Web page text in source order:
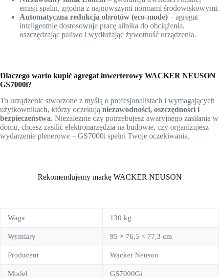
emisji spalin, zgodna z najnowszymi normami środowiskowymi.
Automatyczna redukcja obrotów (eco-mode) – agregat
inteligentnie dostosowuje pracę silnika do obciążenia,
oszczędzając paliwo i wydłużając żywotność urządzenia.
Dlaczego warto kupić agregat inwerterowy WACKER NEUSON
GS7000i?
To urządzenie stworzone z myślą o profesjonalistach i wymagających
użytkownikach, którzy oczekują niezawodności, oszczędności i
bezpieczeństwa. Niezależnie czy potrzebujesz awaryjnego zasilania w
domu, chcesz zasilić elektronarzędzia na budowie, czy organizujesz
wydarzenie plenerowe – GS7000i spełni Twoje oczekiwania.
Rekomendujemy markę WACKER NEUSON
Waga 130 kg
Wymiary 95 × 76,5 × 77,3 cm
Producent Wacker Neuson
Model GS7000Gi